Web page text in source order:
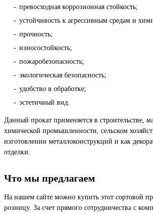
превосходная коррозионная стойкость;
устойчивость к агрессивным средам и
прочность;
износостойкость;
пожаробезопасность;
экологическая безопасность;
удобство в обработке;
эстетичный вид.
Данный прокат применяется в строительстве,
химической промышленности, сельском
изготовлении металлоконструкций и как
отделки.
Что мы предлагаем
На нашем сайте можно купить этот сортовой
розницу. За счет прямого сотрудничества с